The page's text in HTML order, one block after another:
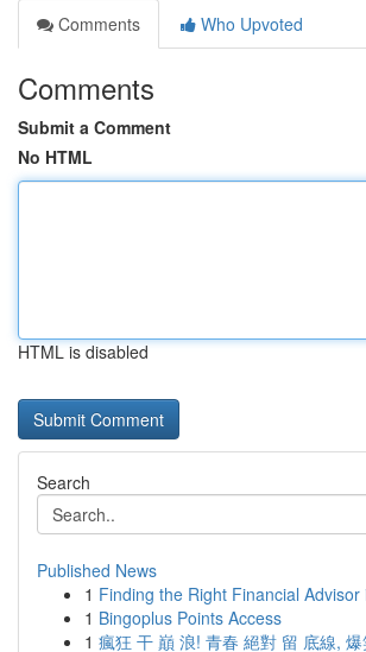
Comments
Who Upvoted
Comments
Submit a Comment
No HTML
HTML is disabled
Search
Published News
1 Finding the Right Financial Advisor
1 Bingoplus Points Access
1 瘋狂 干 巔 浪! 青春 絕對 留 底線,